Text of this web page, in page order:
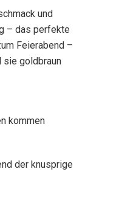
und
– das perfekte
Feierabend –
sie goldbraun
kommen
der knusprige